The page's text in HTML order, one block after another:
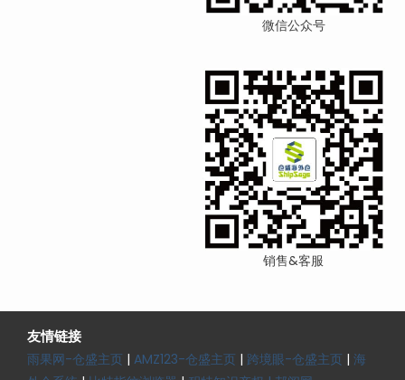
微信公众号
销售&客服
友情链接
雨果网-仓盛主页 | AMZ123-仓盛主页 | 跨境眼-仓盛主页 | 海